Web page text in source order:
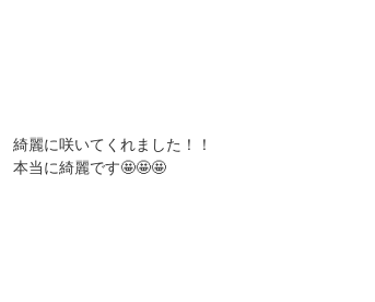
に咲いてくれました！！
に綺麗です🤩🤩🤩